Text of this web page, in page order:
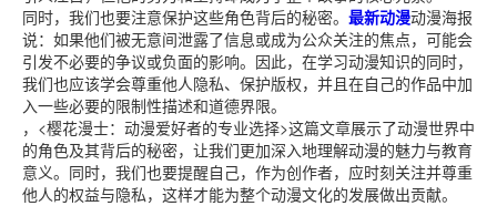
同时，我们也要注意保护这些角色背后的秘密。 最新动漫动漫海报
说：如果他们被无意间泄露了信息或成为公众关注的焦点，可能会
引发不必要的争议或负面的影响。因此，在学习动漫知识的同时，
我们也应该学会尊重他人隐私、保护版权，并且在自己的作品中加
入一些必要的限制性描述和道德界限。
，<樱花漫士：动漫爱好者的专业选择>这篇文章展示了动漫世界中
的角色及其背后的秘密，让我们更加深入地理解动漫的魅力与教育
意义。同时，我们也要提醒自己，作为创作者，应时刻关注并尊重
他人的权益与隐私，这样才能为整个动漫文化的发展做出贡献。